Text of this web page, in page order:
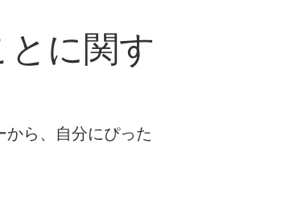
に関す
ら、自分にぴった